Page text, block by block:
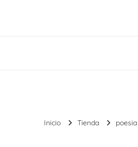
Inicio Tienda